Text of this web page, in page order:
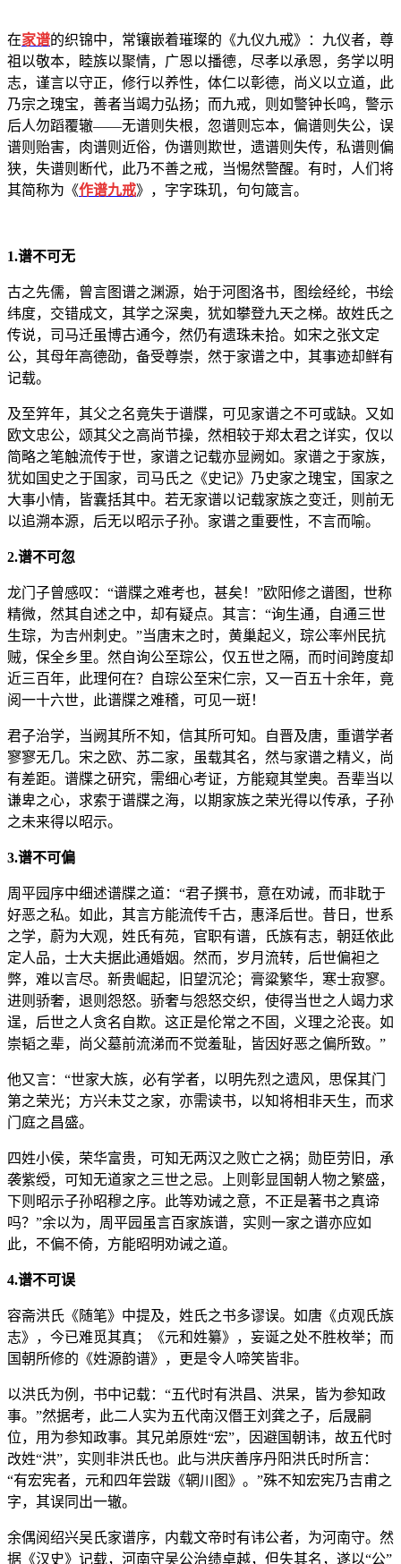
在家谱的织锦中，常镶嵌着璀璨的《九仪九戒》：九仪者，尊
祖以敬本，睦族以聚情，广恩以播德，尽孝以承恩，务学以明
志，谨言以守正，修行以养性，体仁以彰德，尚义以立道，此
乃宗之瑰宝，善者当竭力弘扬；而九戒，则如警钟长鸣，警示
后人勿蹈覆辙——无谱则失根，忽谱则忘本，偏谱则失公，误
谱则贻害，肉谱则近俗，伪谱则欺世，遗谱则失传，私谱则偏
狭，失谱则断代，此乃不善之戒，当惕然警醒。有时，人们将
其简称为《作谱九戒》，字字珠玑，句句箴言。
1.谱不可无
古之先儒，曾言图谱之渊源，始于河图洛书，图绘经纶，书绘
纬度，交错成文，其学之深奥，犹如攀登九天之梯。故姓氏之
传说，司马迁虽博古通今，然仍有遗珠未拾。如宋之张文定
公，其母年高德劭，备受尊崇，然于家谱之中，其事迹却鲜有
记载。
及至笄年，其父之名竟失于谱牒，可见家谱之不可或缺。又如
欧文忠公，颂其父之高尚节操，然相较于郑太君之详实，仅以
简略之笔触流传于世，家谱之记载亦显阙如。家谱之于家族，
犹如国史之于国家，司马氏之《史记》乃史家之瑰宝，国家之
大事小情，皆囊括其中。若无家谱以记载家族之变迁，则前无
以追溯本源，后无以昭示子孙。家谱之重要性，不言而喻。
2.谱不可忽
龙门子曾感叹：“谱牒之难考也，甚矣！”欧阳修之谱图，世称
精微，然其自述之中，却有疑点。其言：“询生通，自通三世
生琮，为吉州刺史。”当唐末之时，黄巢起义，琮公率州民抗
贼，保全乡里。然自询公至琮公，仅五世之隔，而时间跨度却
近三百年，此理何在？自琮公至宋仁宗，又一百五十余年，竟
阅一十六世，此谱牒之难稽，可见一斑！
君子治学，当阙其所不知，信其所可知。自晋及唐，重谱学者
寥寥无几。宋之欧、苏二家，虽载其名，然与家谱之精义，尚
有差距。谱牒之研究，需细心考证，方能窥其堂奥。吾辈当以
谦卑之心，求索于谱牒之海，以期家族之荣光得以传承，子孙
之未来得以昭示。
3.谱不可偏
周平园序中细述谱牒之道：“君子撰书，意在劝诫，而非耽于
好恶之私。如此，其言方能流传千古，惠泽后世。昔日，世系
之学，蔚为大观，姓氏有苑，官职有谱，氏族有志，朝廷依此
定人品，士大夫据此通婚姻。然而，岁月流转，后世偏袒之
弊，难以言尽。新贵崛起，旧望沉沦；膏粱繁华，寒士寂寥。
进则骄奢，退则怨怒。骄奢与怨怒交织，使得当世之人竭力求
逞，后世之人贪名自欺。这正是伦常之不固，义理之沦丧。如
崇韬之辈，尚父墓前流涕而不觉羞耻，皆因好恶之偏所致。”
他又言：“世家大族，必有学者，以明先烈之遗风，思保其门
第之荣光；方兴未艾之家，亦需读书，以知将相非天生，而求
门庭之昌盛。
四姓小侯，荣华富贵，可知无两汉之败亡之祸；勋臣劳旧，承
袭紫绶，可知无道家之三世之忌。上则彰显国朝人物之繁盛，
下则昭示子孙昭穆之序。此等劝诫之意，不正是著书之真谛
吗？”余以为，周平园虽言百家族谱，实则一家之谱亦应如
此，不偏不倚，方能昭明劝诫之道。
4.谱不可误
容斋洪氏《随笔》中提及，姓氏之书多谬误。如唐《贞观氏族
志》，今已难觅其真；《元和姓纂》，妄诞之处不胜枚举；而
国朝所修的《姓源韵谱》，更是令人啼笑皆非。
以洪氏为例，书中记载：“五代时有洪昌、洪杲，皆为参知政
事。”然据考，此二人实为五代南汉僭王刘龚之子，后晟嗣
位，用为参知政事。其兄弟原姓“宏”，因避国朝讳，故五代时
改姓“洪”，实则非洪氏也。此与洪庆善序丹阳洪氏时所言：
“有宏宪者，元和四年尝跋《辋川图》。”殊不知宏宪乃吉甫之
字，其误同出一辙。
余偶阅绍兴吴氏家谱序，内载文帝时有讳公者，为河南守。然
据《汉史》记载，河南守吴公治绩卓越，但失其名，遂以“公”